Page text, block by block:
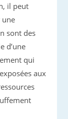
il peut
une
sont des
d’une
qui
aux